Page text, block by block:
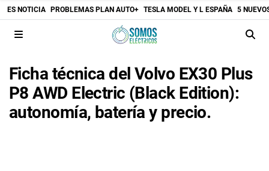
ES NOTICIA PROBLEMAS PLAN AUTO+ TESLA MODEL Y L ESPAÑA 5
Ficha técnica del Volvo EX30 Plus
P8 AWD Electric (Black Edition):
autonomía, batería y precio.